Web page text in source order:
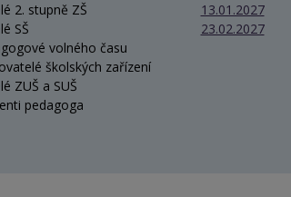
2. stupně ZŠ
SŠ
volného času
školských zařízení
ZUŠ a SUŠ
pedagoga
13.01.2027
23.02.2027